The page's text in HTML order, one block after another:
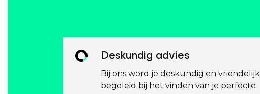
Deskundig advies
Bij ons word je deskundig en vriendelijk
begeleid bij het vinden van je perfecte